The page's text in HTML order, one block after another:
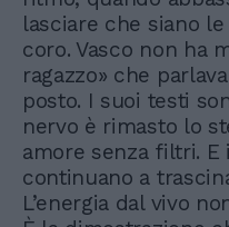
lasciare che siano
coro. Vasco non ha
ragazzo» che
posto. I suoi testi
nervo è rimasto lo
amore senza filtri. E
continuano a
L’energia dal vivo